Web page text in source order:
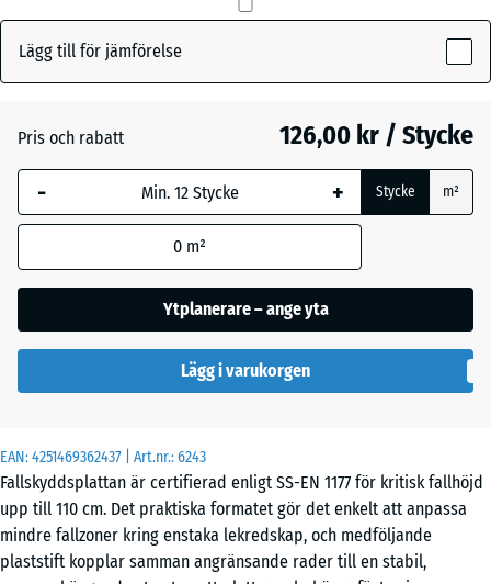
EAN:4251469362437 | Art.nr.:6243
Fallskyddsplattan är certifierad enligt SS-EN 1177 för kritisk fallhöjd
upp till 110 cm. Det praktiska formatet gör det enkelt att anpassa
mindre fallzoner kring enstaka lekredskap, och medföljande
plaststift kopplar samman angränsande rader till en stabil,
Antracit - 11,00 kr
Himmelsblå + 20,00 kr
+ 24,00 kr
Skiffergrå + 20,00 kr
Lägg till för jämförelse
Pris och rabatt 126,00 kr / Stycke
- + Stycke m²
0 m²
Ytplanerare – ange yta
Lägg i varukorgen